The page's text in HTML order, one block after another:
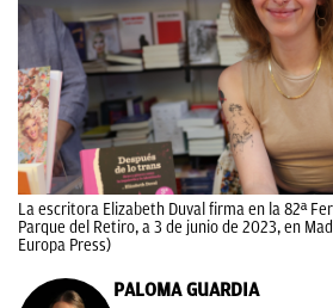
La escritora Elizabeth Duval firma en la 82ª
Parque del Retiro, a 3 de junio de 2023, en
Europa Press)
PALOMA GUARDIA